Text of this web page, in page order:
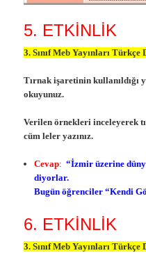
5. ETKİNLİK
3. Sınıf Meb Yayınları Türkçe
Tırnak işaretinin
okuyunuz.
Verilen örnekleri inceleyerek
cüm leler yazınız.
Cevap: “İzmir üzerine
diyorlar.
Bugün öğrenciler “Kendi
6. ETKİNLİK
3. Sınıf Meb Yayınları Türkçe